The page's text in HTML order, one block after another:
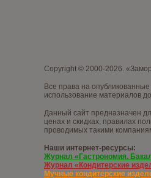
Copyright © 2000-2026.
Все права на опубликованные
использование материалов
Данный сайт предназначен
ценах и скидках, правилах
проводимых такими
Наши интернет-ресурсы:
Журнал «Гастрономия.
Журнал «Кондитерские
Мучные кондитерские